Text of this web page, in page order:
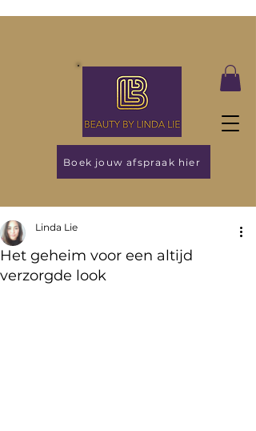
Boek jouw afspraak hier
Het geheim voor een altijd
verzorgde look
Linda Lie